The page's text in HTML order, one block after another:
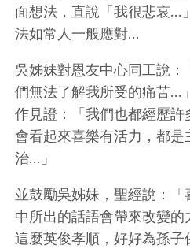
面想法，直說「我很悲哀…
法如常人一般應對…
吳姊妹對恩友中心同工說
們無法了解我所受的痛苦…
作見證：「我們也都經歷
會看起來喜樂有活力，都是
治…」
並鼓勵吳姊妹，聖經說：「
中所出的話語會帶來改變
這麼英俊孝順，好好為孫